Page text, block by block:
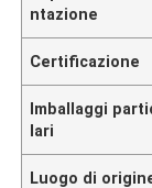
ntazione
Certificazione
Imballaggi
lari
Luogo di